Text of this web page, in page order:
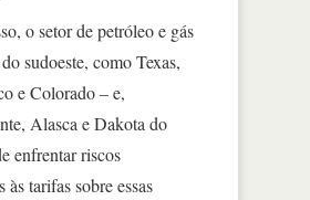
o setor de petróleo e gás
sudoeste, como Texas,
e Colorado – e,
Alasca e Dakota do
enfrentar riscos
às tarifas sobre essas